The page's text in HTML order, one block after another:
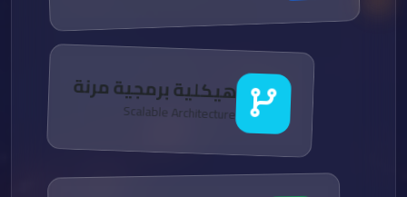
هيكلية برمجية مرنة
Scalable Architecture